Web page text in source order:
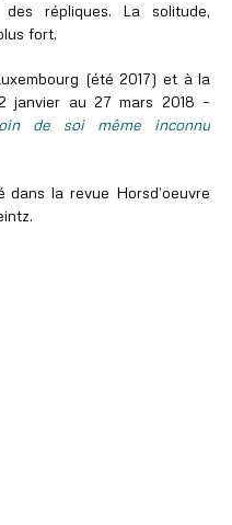
des répliques. La solitude,
fort.
(été 2017) et à la
janvier au 27 mars 2018 –
de soi même inconnu
dans la revue Horsd’oeuvre